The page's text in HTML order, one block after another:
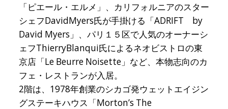
「ピエール・エルメ」、カリフォルニアのスター
シェフDavidMyers氏が手掛ける「ADRIFT by
David Myers」、パリ１５区で人気のオーナーシ
ェフThierryBlanqui氏によるネオビストロの東
京店「Le Beurre Noisette」など、本物志向のカ
フェ・レストランが入居。
2階は、1978年創業のシカゴ発ウェットエイジン
グステーキハウス「Morton’s The